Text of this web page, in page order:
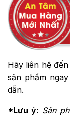
Hãy liên hệ
sản phẩm
dẫn.
*Lưu ý: Sản